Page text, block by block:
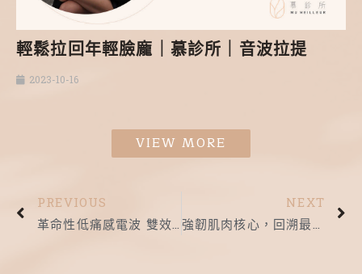
輕鬆拉回年輕臉龐｜慕診所｜音波拉提
2023-10-16
VIEW MORE
PREVIOUS
NEXT